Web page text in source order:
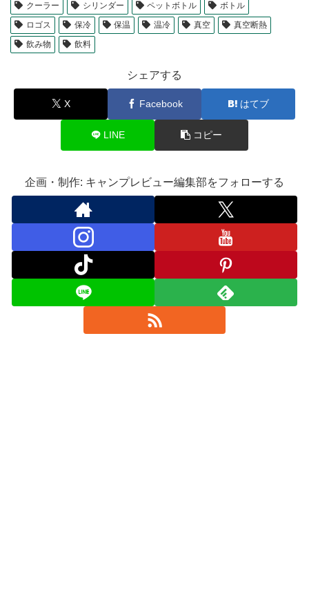
クーラー
シリンダー ペットボトル
ボトル
ロゴス
保冷 保温 温冷 真空
真空断熱
飲み物
飲料
シェアする
X Facebook はてブ
LINE コピー
企画・制作: キャンプレビュー編集部をフォローする